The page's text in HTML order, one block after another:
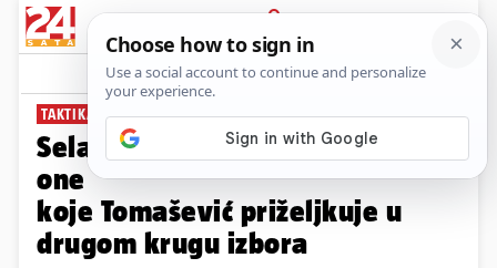
PRIJAVA
News Komentari
TAKTIKA PRED IZBORE
Selak Raspudić: Ne glasajte za
one
koje Tomašević priželjkuje u
drugom krugu izbora